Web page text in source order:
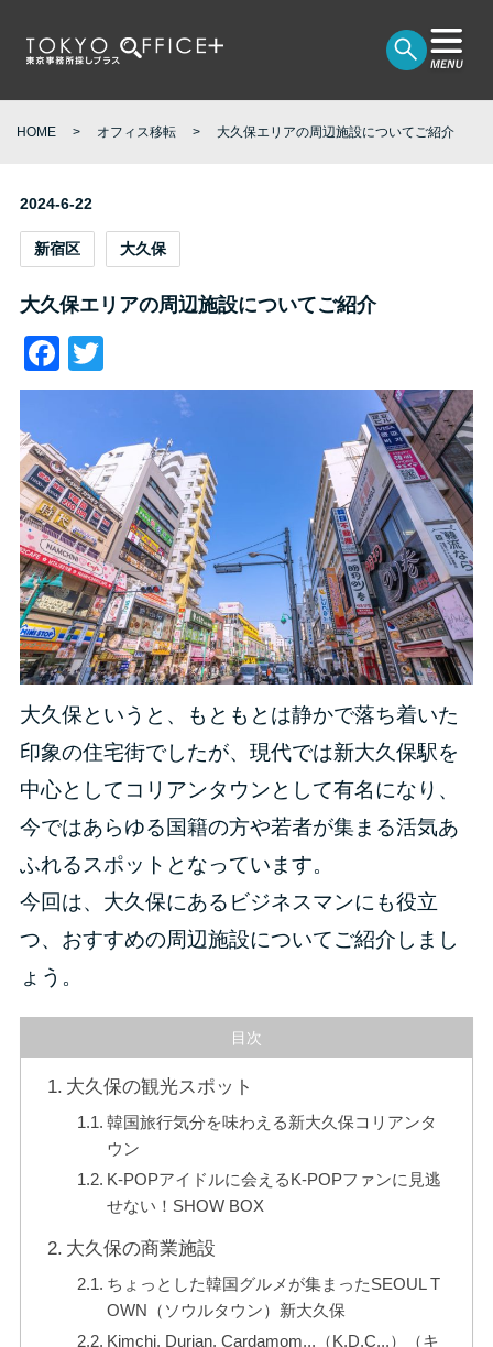
HOME オフィス移転 大久保エリアの周辺施設についてご紹介
2024-6-22
新宿区 大久保
大久保エリアの周辺施設についてご紹介
Facebook
大久保というと、もともとは静かで落ち着いた
印象の住宅街でしたが、現代では新大久保駅を
中心としてコリアンタウンとして有名になり、
今ではあらゆる国籍の方や若者が集まる活気あ
ふれるスポットとなっています。
今回は、大久保にあるビジネスマンにも役立
つ、おすすめの周辺施設についてご紹介しまし
ょう。
目次
大久保の観光スポット
韓国旅行気分を味わえる新大久保コリアンタ
ウン
K-POPアイドルに会えるK-POPファンに見逃
せない！SHOW BOX
大久保の商業施設
ちょっとした韓国グルメが集まったSEOUL T
OWN（ソウルタウン）新大久保
Kimchi, Durian, Cardamom,,,（K,D,C,,,）（キ